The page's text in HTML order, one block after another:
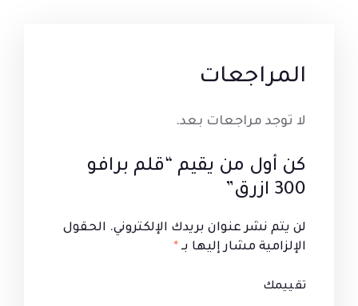
المراجعات
لا توجد مراجعات بعد.
كن أول من يقيم “قلم برافو
300 ازرق”
لن يتم نشر عنوان بريدك الإلكتروني. الحقول
الإلزامية مشار إليها بـ *
تقييمك